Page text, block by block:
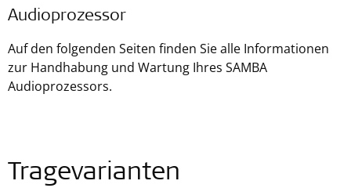
Audioprozessor
Auf den folgenden Seiten finden Sie alle Informationen
zur Handhabung und Wartung Ihres SAMBA
Audioprozessors.
Tragevarianten